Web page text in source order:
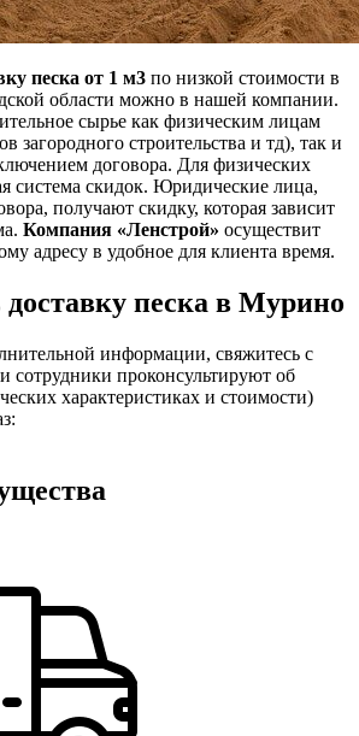
песка от 1 м3 по низкой стоимости в
области можно в нашей компании.
сырье как физическим лицам
загородного строительства и тд), так и
договора. Для физических
система скидок. Юридические лица,
получают скидку, которая зависит
Компания «Ленстрой» осуществит
адресу в удобное для клиента время.
доставку песка в Мурино
информации, свяжитесь с
проконсультируют об
характеристиках и стоимости)